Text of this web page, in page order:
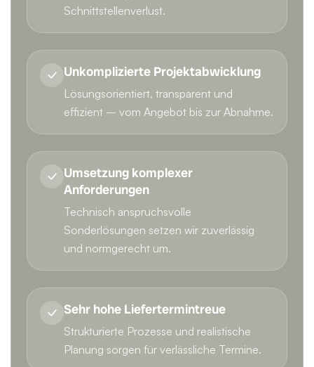
Schnittstellenverlust.
Unkomplizierte Projektabwicklung
Lösungsorientiert, transparent und
effizient – vom Angebot bis zur Abnahme.
Umsetzung komplexer
Anforderungen
Technisch anspruchsvolle
Sonderlösungen setzen wir zuverlässig
und normgerecht um.
Sehr hohe Liefertermintreue
Strukturierte Prozesse und realistische
Planung sorgen für verlässliche Termine.